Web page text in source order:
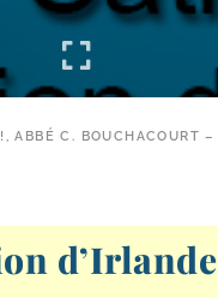
ABBÉ C. BOUCHACOURT –
d’Irlande